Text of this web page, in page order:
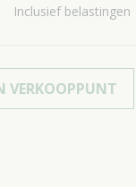
Inclusief belastingen
VERKOOPPUNT